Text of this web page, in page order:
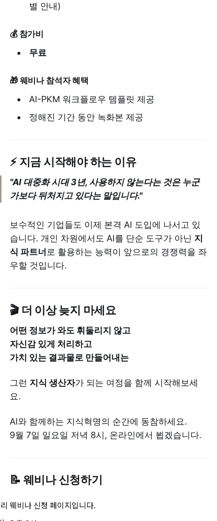
별 안내)
💰 참가비
무료
🎁 웨비나 참석자 혜택
AI-PKM 워크플로우 템플릿 제공
정해진 기간 동안 녹화본 제공
⚡ 지금 시작해야 하는 이유
"AI 대중화 시대 3년, 사용하지 않는다는 것은 누군
가보다 뒤처지고 있다는 말입니다."
보수적인 기업들도 이제 본격 AI 도입에 나서고 있
습니다. 개인 차원에서도 AI를 단순 도구가 아닌 지
식 파트너 로 활용하는 능력이 앞으로의 경쟁력을 좌
우할 것입니다.
🎬 더 이상 늦지 마세요
어떤 정보가 와도 휘둘리지 않고
자신감 있게 처리하고
가치 있는 결과물로 만들어내는
그런 지식 생산자가 되는 여정을 함께 시작해보세
요.
AI와 함께하는 지식혁명의 순간에 동참하세요.
9월 7일 일요일 저녁 8시, 온라인에서 뵙겠습니다.
📝 웨비나 신청하기